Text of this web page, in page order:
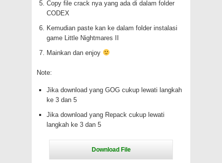
Copy file crack nya yang ada di dalam folder
CODEX
Kemudian paste kan ke dalam folder instalasi
game Little Nightmares II
Mainkan dan enjoy
Note:
Jika download yang GOG cukup lewati langkah
ke 3 dan 5
Jika download yang Repack cukup lewati
langkah ke 3 dan 5